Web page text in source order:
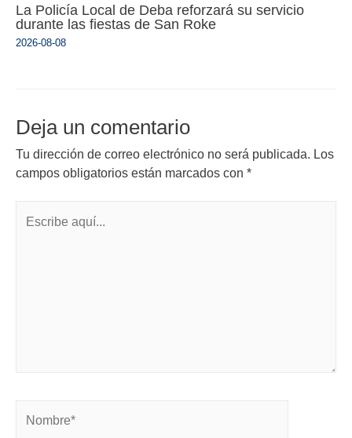
La Policía Local de Deba reforzará su servicio
durante las fiestas de San Roke
2026-08-08
Deja un comentario
Tu dirección de correo electrónico no será publicada. Los
campos obligatorios están marcados con *